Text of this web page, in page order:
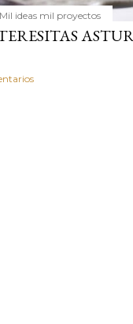
ideas mil proyectos